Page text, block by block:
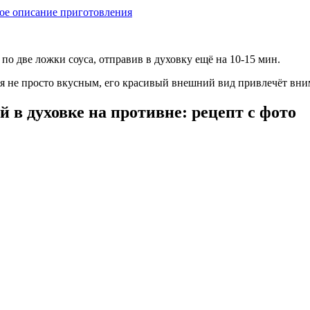
описание приготовления
две ложки соуса, отправив в духовку ещё на 10-15 мин.
не просто вкусным, его красивый внешний вид привлечёт
духовке на противне: рецепт с фото